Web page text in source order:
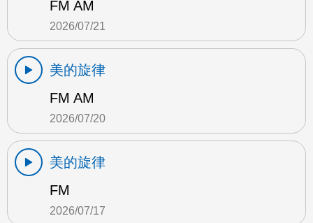
FM AM
2026/07/21
美的旋律
FM AM
2026/07/20
美的旋律
FM
2026/07/17